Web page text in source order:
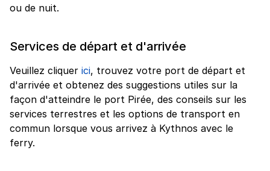
ou de nuit.
Services de départ et d'arrivée
Veuillez cliquer ici, trouvez votre port de départ et
d'arrivée et obtenez des suggestions utiles sur la
façon d'atteindre le port Pirée, des conseils sur les
services terrestres et les options de transport en
commun lorsque vous arrivez à Kythnos avec le
ferry.